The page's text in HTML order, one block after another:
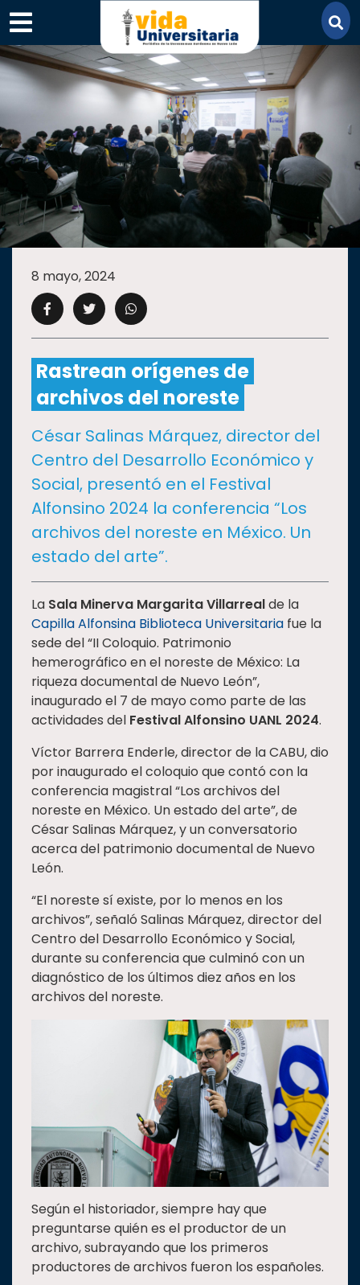
×
SECCIONES
ACADEMIA
CAMPUS UANL
CULTURA
DEPORTES
I+D+IEXPERTOS
SALUD
SUSTENTABILIDAD
TEMAS
Oferta
educativa
Rectoría
Investigación
Internacionalización
Responsabilidad
social
Vinculación
Historia
Universiada
Nacional
8 mayo, 2024
Rastrean orígenes de
archivos del noreste
César Salinas Márquez, director del
Centro del Desarrollo Económico y
Social, presentó en el Festival
Alfonsino 2024 la conferencia “Los
archivos del noreste en México. Un
estado del arte”.
La Sala Minerva Margarita Villarrealde la
Capilla Alfonsina Biblioteca Universitaria fue la
sede del “II Coloquio. Patrimonio
hemerográfico en el noreste de México: La
riqueza documental de Nuevo León”,
inaugurado el 7 de mayo como parte de las
actividades del Festival Alfonsino UANL 2024.
Víctor Barrera Enderle, director de la CABU, dio
por inaugurado el coloquio que contó con la
conferencia magistral “Los archivos del
noreste en México. Un estado del arte”, de
César Salinas Márquez, y un conversatorio
acerca del patrimonio documental de Nuevo
León.
“El noreste sí existe, por lo menos en los
archivos”, señaló Salinas Márquez, director del
Centro del Desarrollo Económico y Social,
durante su conferencia que culminó con un
diagnóstico de los últimos diez años en los
archivos del noreste.
Según el historiador, siempre hay que
preguntarse quién es el productor de un
archivo, subrayando que los primeros
productores de archivos fueron los españoles.